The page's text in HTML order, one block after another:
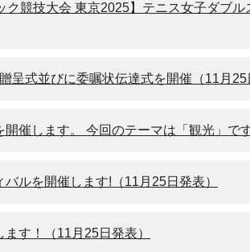
ク競技大会 東京2025】テニス女子ダブ
呈式並びに委嘱状伝達式を開催（11月25
催します。 今回のテーマは「観光」で
ルを開催します!（11月25日発表）
ます！（11月25日発表）